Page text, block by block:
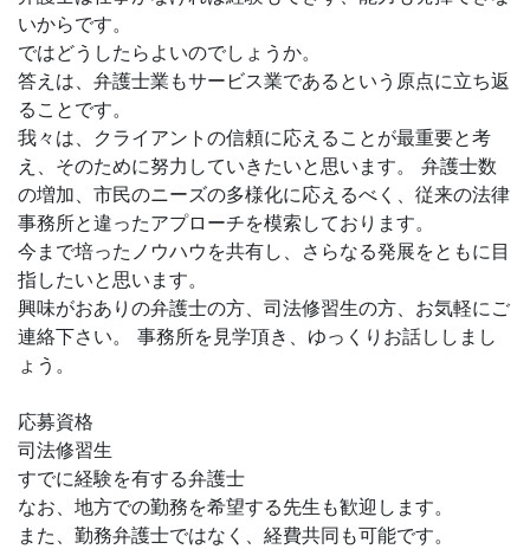
いからです。
ではどうしたらよいのでしょうか。
答えは、弁護士業もサービス業であるという原点に立ち返
ることです。
我々は、クライアントの信頼に応えることが最重要と考
え、そのために努力していきたいと思います。 弁護士数
の増加、市民のニーズの多様化に応えるべく、従来の法律
事務所と違ったアプローチを模索しております。
今まで培ったノウハウを共有し、さらなる発展をともに目
指したいと思います。
興味がおありの弁護士の方、司法修習生の方、お気軽にご
連絡下さい。 事務所を見学頂き、ゆっくりお話ししまし
ょう。
応募資格
司法修習生
すでに経験を有する弁護士
なお、地方での勤務を希望する先生も歓迎します。
また、勤務弁護士ではなく、経費共同も可能です。